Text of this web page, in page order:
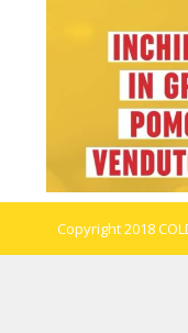
Copyright 2018